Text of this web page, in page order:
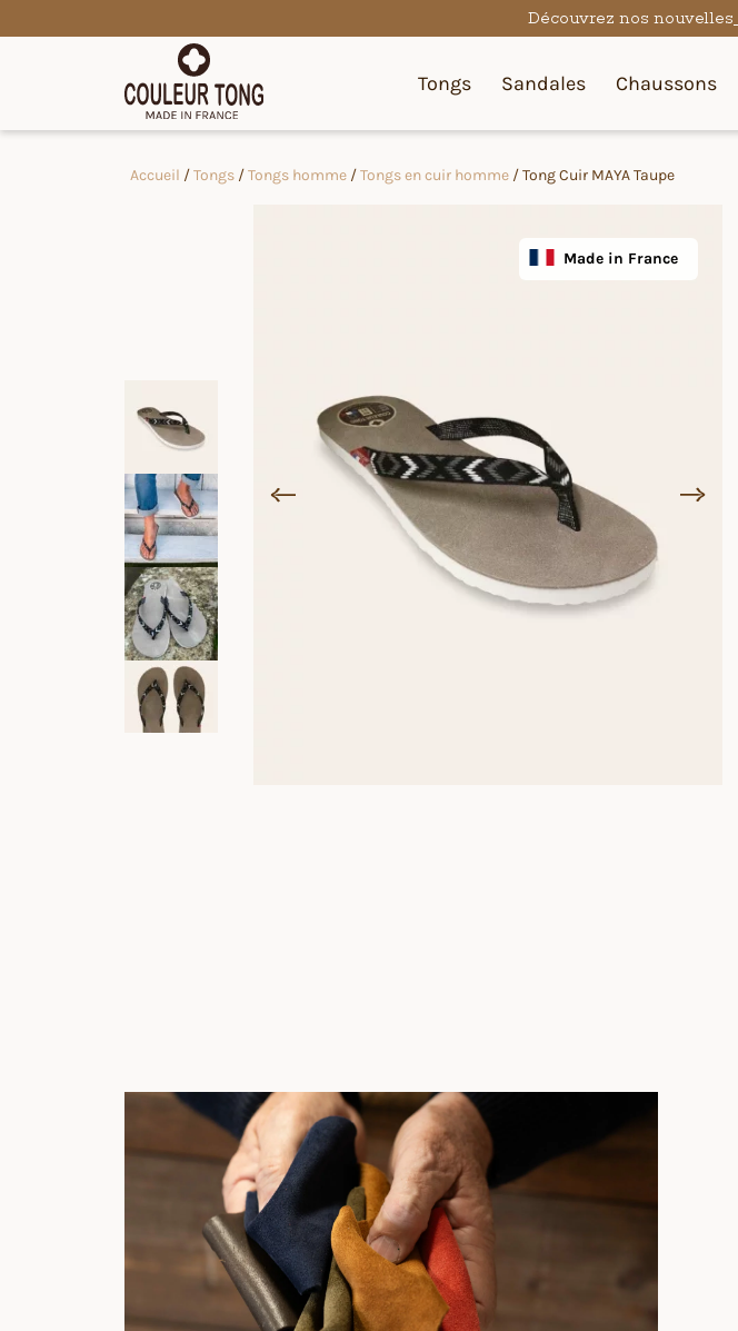
Découvrez nos nouvelles
Tongs Sandales Chaussons
Accueil /Tongs /Tongs homme /Tongs en cuir homme / Tong Cuir MAYA Taupe
Made in France